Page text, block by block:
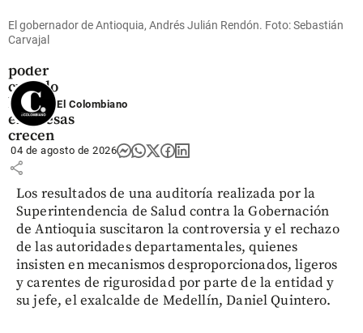
Colombia,
pero
poder
cuando
las
empresas
crecen
share
El gobernador de Antioquia, Andrés Julián Rendón. Foto: Sebastián
Carvajal
El Colombiano
04 de agosto de 2026
Los resultados de una auditoría realizada por la
Superintendencia de Salud contra la Gobernación
de Antioquia suscitaron la controversia y el rechazo
de las autoridades departamentales, quienes
insisten en mecanismos desproporcionados, ligeros
y carentes de rigurosidad por parte de la entidad y
su jefe, el exalcalde de Medellín, Daniel Quintero.